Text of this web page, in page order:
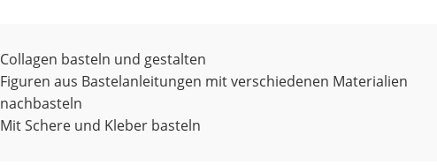
Collagen basteln und gestalten
Figuren aus Bastelanleitungen mit verschiedenen Materialien
nachbasteln
Mit Schere und Kleber basteln